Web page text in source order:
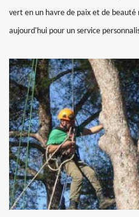
vert en un havre de paix et de
aujourd'hui pour un service